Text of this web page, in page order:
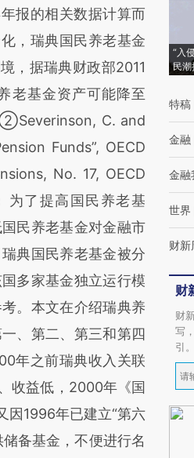
报的相关数据计算而
，瑞典国民养老基金
，据瑞典财政部2011
老基金资产可能降至
C. and
Funds”, OECD
No. 17, OECD
为了提高国民养老基
民养老基金对金融市
典国民养老基金被分
多家基金独立运行模
。本文在介绍瑞典养
、第二、第三和第四
年之前瑞典收入关联
收益低，2000年《国
因1996年已建立“第六
备基金，不便进行名
“入
民潮
特稿
金融
金融
世界
财新
财
财
写
引。